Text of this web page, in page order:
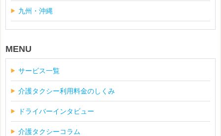
九州・沖縄
MENU
サービス一覧
介護タクシー利用料金のしくみ
ドライバーインタビュー
介護タクシーコラム